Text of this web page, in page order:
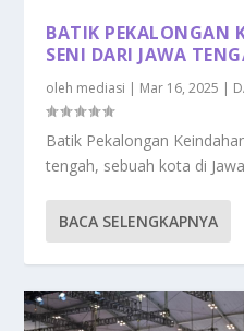
BATIK PEKALONGAN
SENI DARI JAWA
oleh mediasi | Mar 16, 2025 |
Batik Pekalongan
tengah, sebuah kota di
BACA SELENGKAPNYA